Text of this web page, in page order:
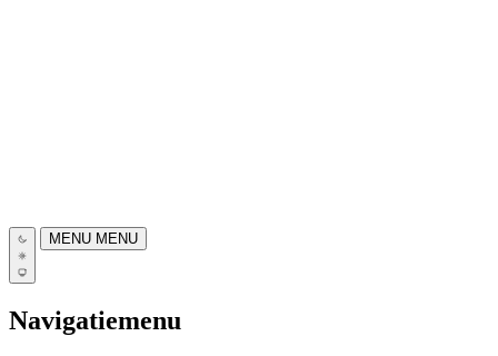
MENU MENU
Navigatiemenu